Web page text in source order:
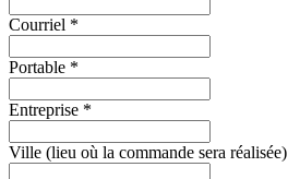
Courriel *
Portable *
Entreprise *
Ville (lieu où la commande sera réalisée)